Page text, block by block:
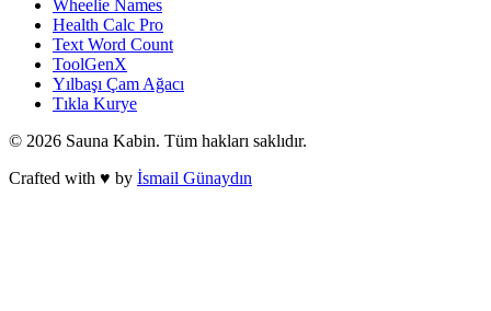
Wheelie Names
Health Calc Pro
Text Word Count
ToolGenX
Yılbaşı Çam Ağacı
Tıkla Kurye
© 2026 Sauna Kabin. Tüm hakları saklıdır.
Crafted with ♥ by İsmail Günaydın